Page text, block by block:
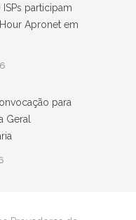
ISPs participam
Apronet em
para
Geral